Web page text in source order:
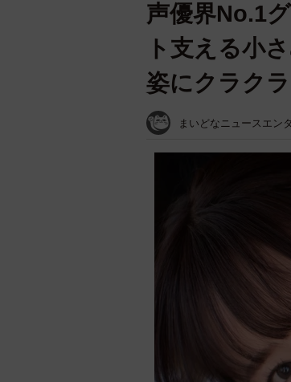
声優界No.1
ト支える小
姿にクラクラ
まいどなニュースエン